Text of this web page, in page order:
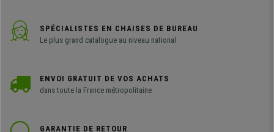
SPÉCIALISTES EN CHAISES DE BUREAU
Le plus grand catalogue au niveau national
ENVOI GRATUIT DE VOS ACHATS
dans toute la France métropolitaine
GARANTIE DE RETOUR